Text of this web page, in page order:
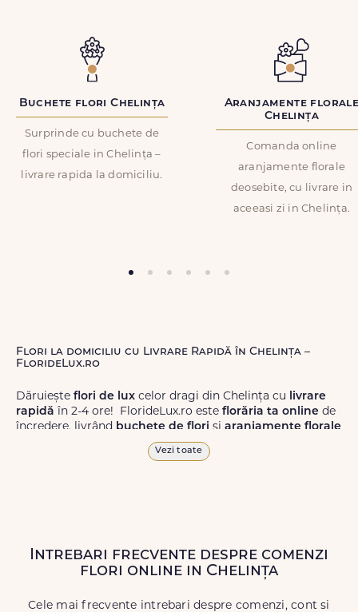
Buchete flori Chelința
Surprinde cu buchete de
flori speciale in Chelința –
livrare rapida la domiciliu.
Aranjamente
Chelința
Comanda online
aranjamente florale
deosebite, cu livrare in
aceeasi zi in Chelința.
Flori la domiciliu cu Livrare Rapidă în Chelința –
FlorideLux.ro
Dăruiește flori de lux celor dragi din Chelința cu livrare
rapidă în 2-4 ore! FlorideLux.ro este florăria ta online de
încredere, livrând buchete de flori și aranjamente florale
de calitate superioară în Chelința și în toată România.
Livrăm buchete de florichiar și în weekend, pentru ca tu
să poți adresa un gest frumos atunci când ai nevoie.
Vezi toate
Intrebari frecvente despre comenzi
flori online in Chelința
Cele mai frecvente intrebari despre comenzi, cont si